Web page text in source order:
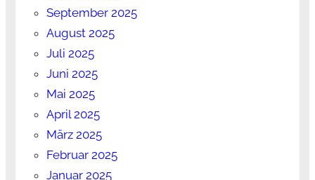
September 2025
August 2025
Juli 2025
Juni 2025
Mai 2025
April 2025
März 2025
Februar 2025
Januar 2025